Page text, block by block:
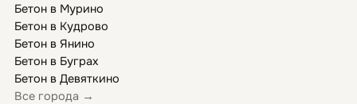
Бетон в Мурино
Бетон в Кудрово
Бетон в Янино
Бетон в Буграх
Бетон в Девяткино
Все города →